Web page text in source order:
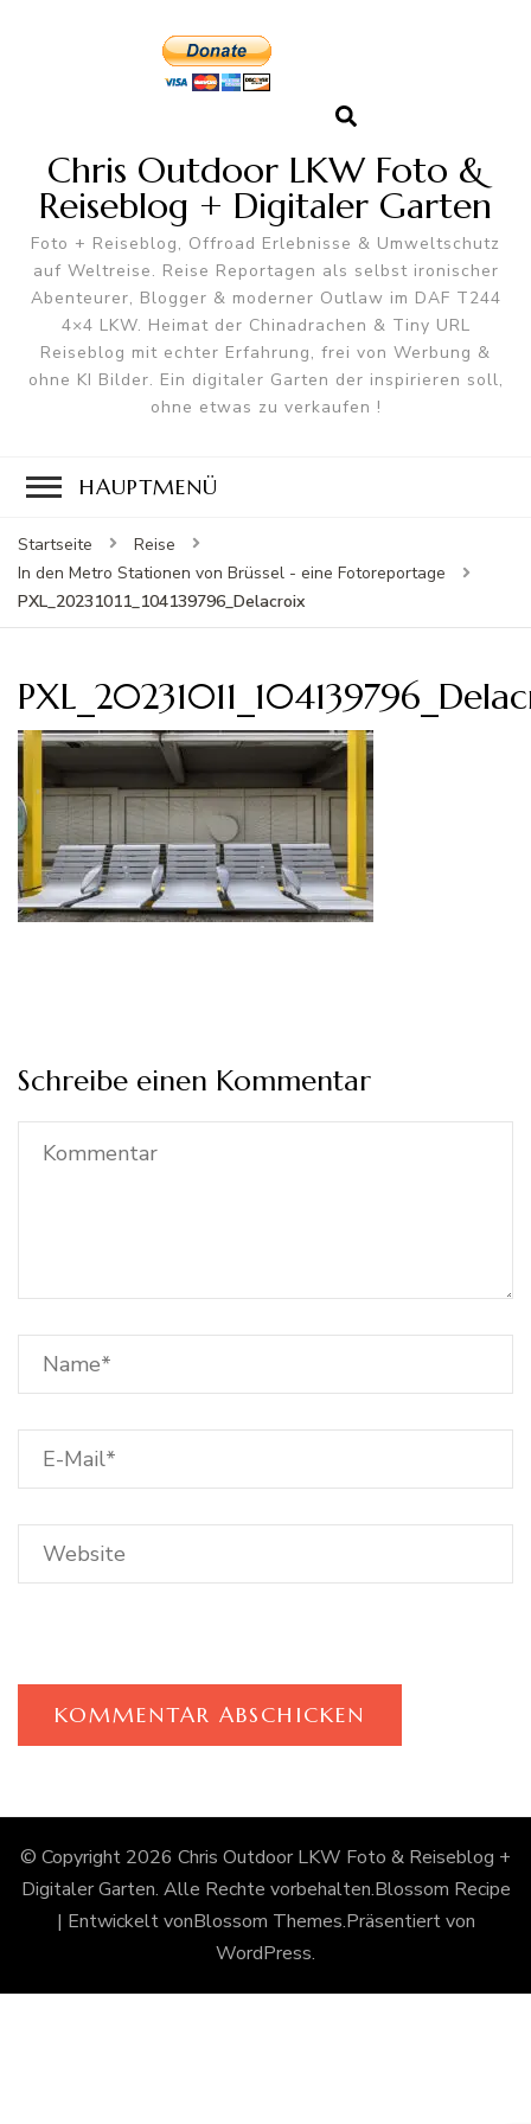
Chris Outdoor LKW Foto &
Reiseblog + Digitaler Garten
Foto + Reiseblog, Offroad Erlebnisse & Umweltschutz
auf Weltreise. Reise Reportagen als selbst ironischer
Abenteurer, Blogger & moderner Outlaw im DAF T244
4×4 LKW. Heimat der Chinadrachen & Tiny URL
Reiseblog mit echter Erfahrung, frei von Werbung &
ohne KI Bilder. Ein digitaler Garten der inspirieren soll,
ohne etwas zu verkaufen !
HAUPTMENÜ
Startseite
Reise
In den Metro Stationen von Brüssel - eine Fotoreportage
PXL_20231011_104139796_Delacroix
Schreibe einen Kommentar
© Copyright 2026 Chris Outdoor LKW Foto & Reiseblog +
Digitaler Garten. Alle Rechte vorbehalten.Blossom Recipe
| Entwickelt vonBlossom Themes.Präsentiert von
WordPress.